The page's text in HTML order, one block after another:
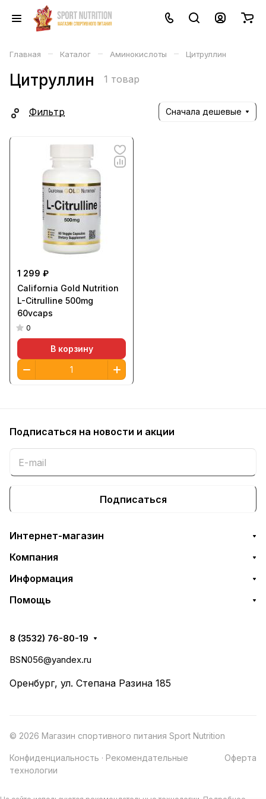
Главная – Каталог – Аминокислоты – Цитруллин
Цитруллин 1 товар
Фильтр Сначала дешевые
1 299 ₽
California Gold Nutrition
L-Citrulline 500mg
60vcaps
0
В корзину
Подписаться на новости и акции
Подписаться
Интернет-магазин
Компания
Информация
Помощь
8 (3532) 76-80-19
BSN056@yandex.ru
Оренбург, ул. Степана Разина 185
© 2026 Магазин спортивного питания Sport Nutrition
Конфиденциальность · Рекомендательные
технологии
Оферта